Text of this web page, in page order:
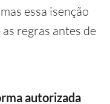
essa isenção
regras antes de
autorizada